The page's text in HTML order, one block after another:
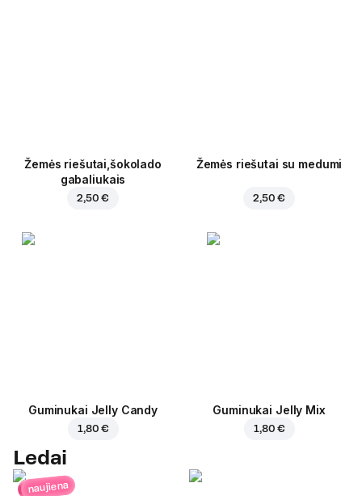
Žemės riešutai,šokolado
gabaliukais
2,50 €
Žemės riešutai su medumi
2,50 €
Guminukai Jelly Candy
1,80 €
Guminukai Jelly Mix
1,80 €
Ledai
naujiena